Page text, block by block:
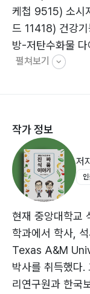
케첩 9515) 소시
드 11418) 건강
방-저탄수화물
푸드) 13422) 푸
18511) 아산화질
19313) 말고기
푸드 21317) 유
자재조합식품
과 GM식품 229
펼쳐보기
작가 정보
저
현재 중앙대학교
학과에서 학사,
Texas A&M
박사를 취득했다.
리연구원과 한국